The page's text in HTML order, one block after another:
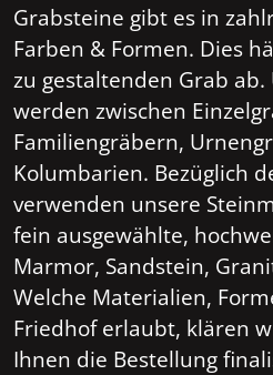
Grabsteine gibt es in
Farben & Formen. Dies
zu gestaltenden Grab
werden zwischen
Familiengräbern,
Kolumbarien. Bezüglich
verwenden unsere
fein ausgewählte,
Marmor, Sandstein,
Welche Materialien,
Friedhof erlaubt, klären
Ihnen die Bestellung